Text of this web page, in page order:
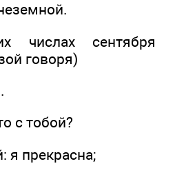
числах сентября
говоря)
с тобой?
я прекрасна;